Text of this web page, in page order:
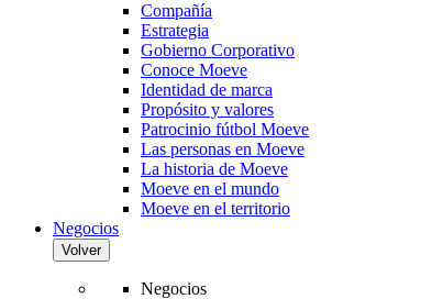
Compañía
Estrategia
Gobierno Corporativo
Conoce Moeve
Identidad de marca
Propósito y valores
Patrocinio fútbol Moeve
Las personas en Moeve
La historia de Moeve
Moeve en el mundo
Moeve en el territorio
Negocios
Volver
Negocios